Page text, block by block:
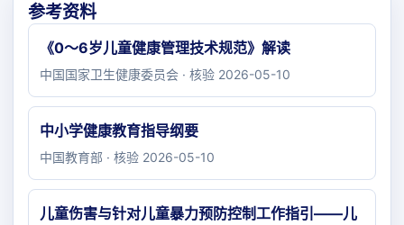
参考资料
《0～6岁儿童健康管理技术规范》解读
中国国家卫生健康委员会 · 核验 2026-05-10
中小学健康教育指导纲要
中国教育部 · 核验 2026-05-10
儿童伤害与针对儿童暴力预防控制工作指引——儿